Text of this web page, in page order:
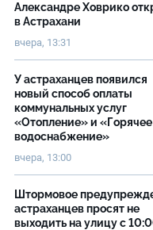
Александре Ховрико
в Астрахани
вчера, 13:31
У астраханцев появился
новый способ оплаты
коммунальных услуг
«Отопление» и «Горячее
водоснабжение»
вчера, 13:00
Штормовое
астраханцев просят не
выходить на улицу с